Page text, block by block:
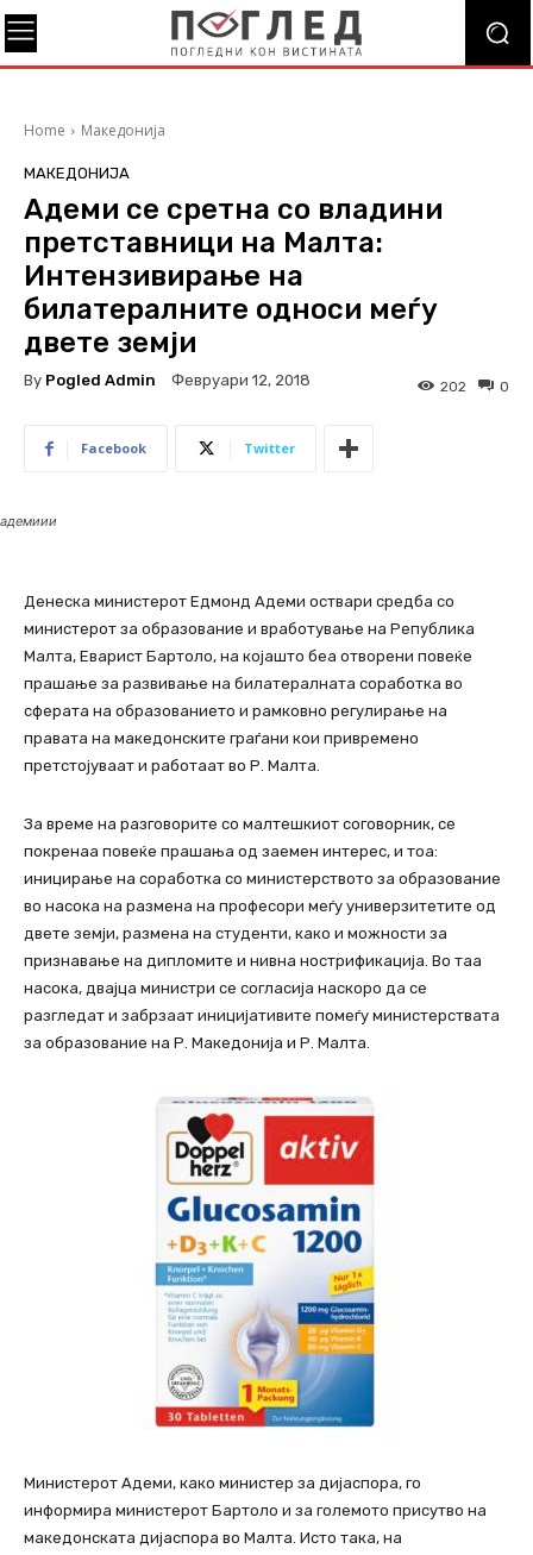
Home Македонија
МАКЕДОНИЈА
Адеми се сретна со владини
претставници на Малта:
Интензивирање на
билатералните односи меѓу
двете земји
By Pogled Admin Февруари 12, 2018 0
202
Facebook Twitter
адемиии
Денеска министерот Едмонд Адеми оствари средба со
министерот за образование и вработување на Република
Малта, Еварист Бартоло, на којашто беа отворени повеќе
прашање за развивање на билатералната соработка во
сферата на образованието и рамковно регулирање на
правата на македонските граѓани кои привремено
претстојуваат и работаат во Р. Малта.
За време на разговорите со малтешкиот соговорник, се
покренаа повеќе прашања од заемен интерес, и тоа:
иницирање на соработка со министерството за образование
во насока на размена на професори меѓу универзитетите од
двете земји, размена на студенти, како и можности за
признавање на дипломите и нивна нострификација. Во таа
насока, двајца министри се согласија наскоро да се
разгледат и забрзаат иницијативите помеѓу министерствата
за образование на Р. Македонија и Р. Малта.
Министерот Адеми, како министер за дијаспора, го
информира министерот Бартоло и за големото присутво на
македонската дијаспора во Малта. Исто така, на